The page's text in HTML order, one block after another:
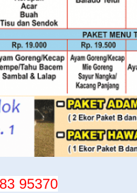
95370